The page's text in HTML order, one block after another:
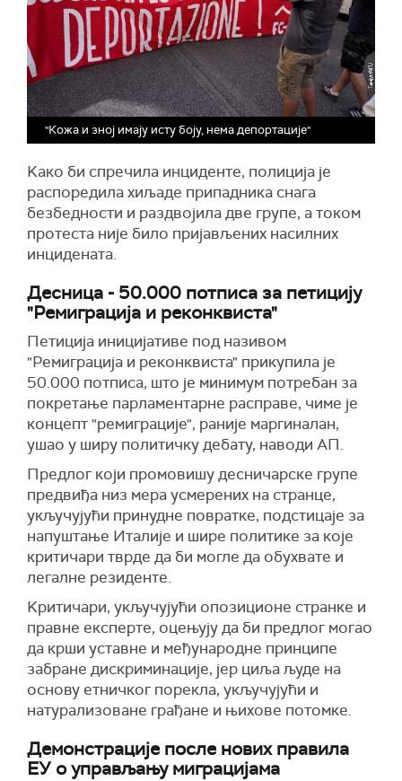
"Кожа и зној имају исту боју, нема депортације"
Kако би спречила инциденте, полиција је
распоредила хиљаде припадника снага
безбедности и раздвојила две групе, а током
протеста није било пријављених насилних
инцидената.
Десница - 50.000 потписа за петицију
"Ремиграција и реконквиста"
Петиција иницијативе под називом
"Ремиграција и реконквиста" прикупила је
50.000 потписа, што је минимум потребан за
покретање парламентарне расправе, чиме је
концепт "ремиграције", раније маргиналан,
ушао у ширу политичку дебату, наводи АП.
Предлог који промовишу десничарске групе
предвиђа низ мера усмерених на странце,
укључујући принудне повратке, подстицаје за
напуштање Италије и шире политике за које
критичари тврде да би могле да обухвате и
легалне резиденте.
Kритичари, укључујући опозиционе странке и
правне експерте, оцењују да би предлог могао
да крши уставне и међународне принципе
забране дискриминације, јер циља људе на
основу етничког порекла, укључујући и
натурализоване грађане и њихове потомке.
Демонстрације после нових правила
ЕУ о управљању миграцијама